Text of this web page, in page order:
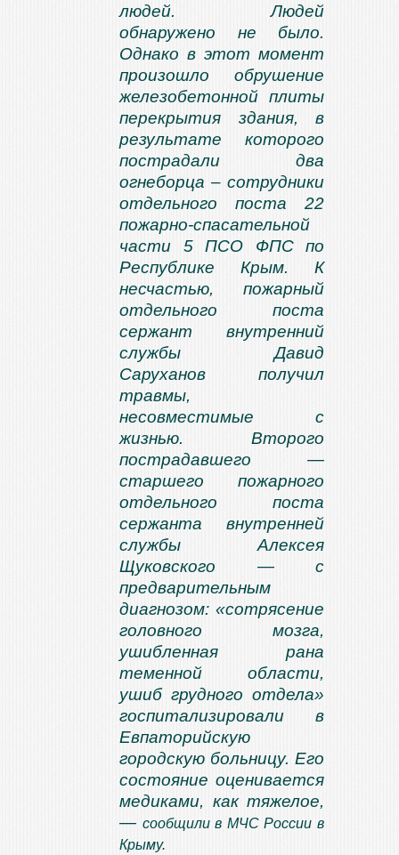
людей. Людей
обнаружено не было.
Однако в этот момент
произошло обрушение
железобетонной плиты
перекрытия здания, в
результате которого
пострадали два
огнеборца – сотрудники
отдельного поста 22
пожарно-спасательной
части 5 ПСО ФПС по
Республике Крым. К
несчастью, пожарный
отдельного поста
сержант внутренний
службы Давид
Саруханов получил
травмы,
несовместимые с
жизнью. Второго
пострадавшего —
старшего пожарного
отдельного поста
сержанта внутренней
службы Алексея
Щуковского — с
предварительным
диагнозом: «сотрясение
головного мозга,
ушибленная рана
теменной области,
ушиб грудного отдела»
госпитализировали в
Евпаторийскую
городскую больницу. Его
состояние оценивается
медиками, как тяжелое,
— сообщили в МЧС России в
Крыму.